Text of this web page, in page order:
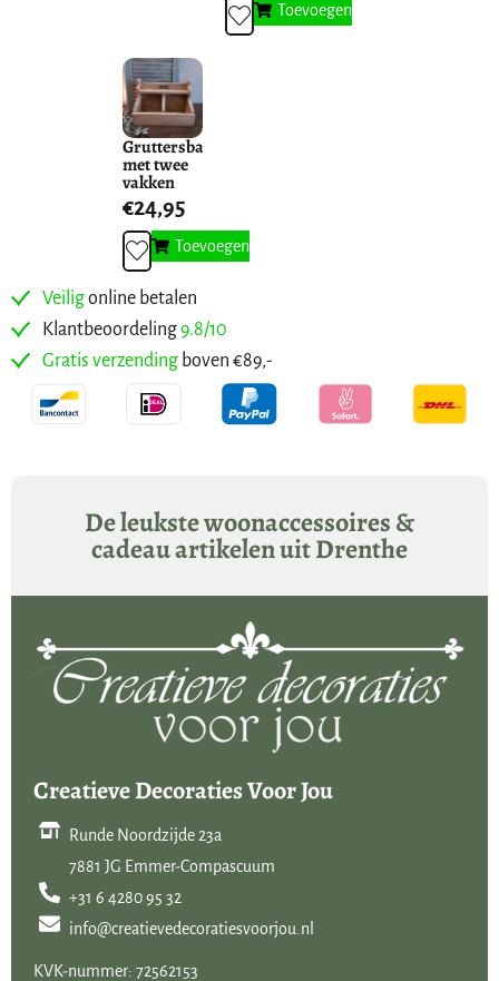
Veiligonline betalen
Klantbeoordeling9.8/10
Gratis verzendingboven €89,-
Toevoegen
Gruttersbak
met twee
vakken
€24,95
Toevoegen
De leukste woonaccessoires &
cadeau artikelen uit Drenthe
Creatieve Decoraties Voor Jou
Runde Noordzijde 23a
7881 JG Emmer-Compascuum
+31 6 4280 95 32
info@creatievedecoratiesvoorjou.nl
KVK-nummer: 72562153